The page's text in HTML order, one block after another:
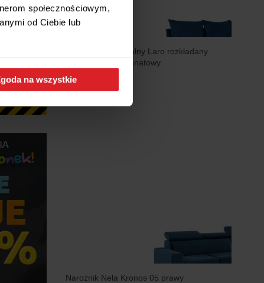
społecznościowym,
od Ciebie lub
na wszystkie
Narożnik uniwersalny Laro rozkładany
z pojemnikiem granatowy
1 949 zł
Narożnik Nela Kronos 05 prawy